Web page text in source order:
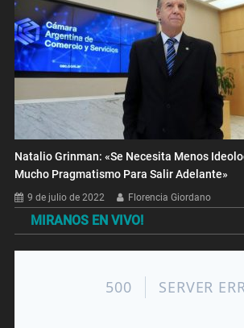
Natalio Grinman: «Se Necesita Menos
Mucho Pragmatismo Para Salir Adelante»
9 de julio de 2022 Florencia Giordano
MIRANOS EN VIVO!